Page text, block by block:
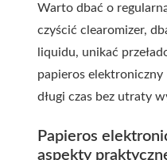
Warto dbać o
czyścić clearomizer,
liquidu, unikać
papieros elektroniczny
długi czas bez utraty
Papieros
aspekty